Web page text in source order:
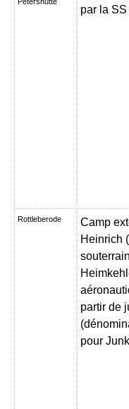
par la
Rottleberode
Camp
Heinrich
partir de
pour